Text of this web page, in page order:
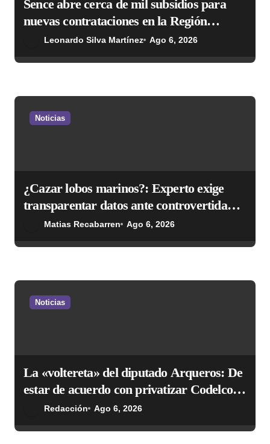
Sence abre cerca de mil subsidios para
nuevas contrataciones en la Región
Antofagasta
Leonardo Silva Martínez Ago 6, 2026
Noticias
¿Cazar lobos marinos?: Experto exige
transparentar datos ante controvertida
medida que evalúa el Gobierno
Matias Recabarren Ago 6, 2026
Noticias
La «voltereta» del diputado Arqueros: De
estar de acuerdo con privatizar Codelco a
defender una empresa 100% estatal
Redacción Ago 6, 2026